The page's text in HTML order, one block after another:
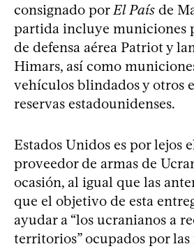
consignado porEl País de
partida incluye municiones
de defensa aérea Patriot y
Himars, así como
vehículos blindados y otros
reservas estadounidenses.
Estados Unidos es por lejos
proveedor de armas de
ocasión, al igual que las
que el objetivo de esta
ayudar a “los ucranianos a
territorios” ocupados por las